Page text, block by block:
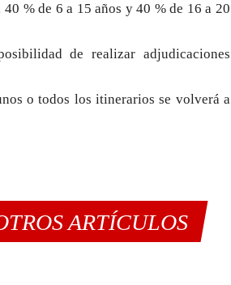
% de 6 a 15 años y 40 % de 16 a 20
de realizar adjudicaciones
o todos los itinerarios se volverá a
ARTÍCULOS